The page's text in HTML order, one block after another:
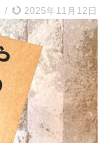
/ 2025年11月12日